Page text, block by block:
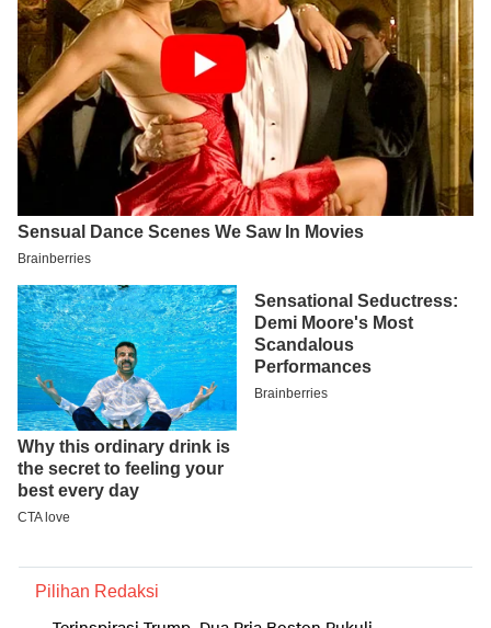
Pilihan Redaksi